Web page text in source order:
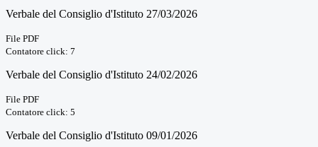
Verbale del Consiglio d'Istituto 27/03/2026
File PDF
Contatore click: 7
Verbale del Consiglio d'Istituto 24/02/2026
File PDF
Contatore click: 5
Verbale del Consiglio d'Istituto 09/01/2026